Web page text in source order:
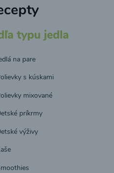
typu jedla
na pare
s kúskami
mixované
príkrmy
výživy